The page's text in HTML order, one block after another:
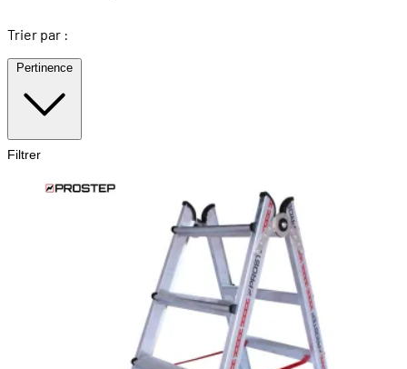
Trier par :
Pertinence
Filtrer